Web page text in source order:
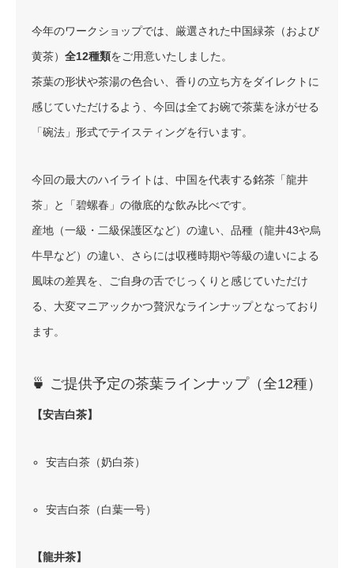
今年のワークショップでは、厳選された中国緑茶（および
黄茶） 全12種類をご用意いたしました。
茶葉の形状や茶湯の色合い、香りの立ち方をダイレクトに
感じていただけるよう、今回は全てお碗で茶葉を泳がせる
「碗法」形式でテイスティングを行います。
今回の最大のハイライトは、中国を代表する銘茶「龍井
茶」と「碧螺春」の徹底的な飲み比べです。
産地（一級・二級保護区など）の違い、品種（龍井43や烏
牛早など）の違い、さらには収穫時期や等級の違いによる
風味の差異を、ご自身の舌でじっくりと感じていただけ
る、大変マニアックかつ贅沢なラインナップとなっており
ます。
🍵 ご提供予定の茶葉ラインナップ（全12種）
【安吉白茶】
安吉白茶（奶白茶）
安吉白茶（白葉一号）
【龍井茶】